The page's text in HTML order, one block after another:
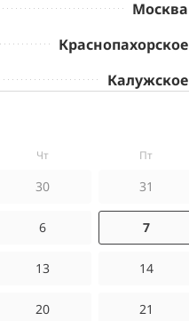
Москва
Краснопахорское
Калужское
чт пт
30 31
6 7
13 14
20 21